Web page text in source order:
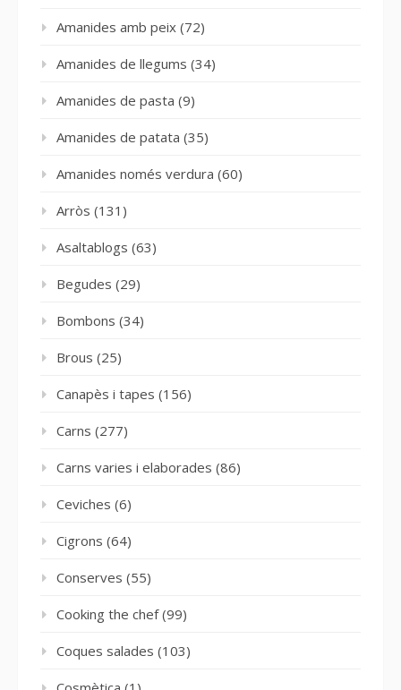
Amanides amb peix (72)
Amanides de llegums (34)
Amanides de pasta (9)
Amanides de patata (35)
Amanides només verdura (60)
Arròs (131)
Asaltablogs (63)
Begudes (29)
Bombons (34)
Brous (25)
Canapès i tapes (156)
Carns (277)
Carns varies i elaborades (86)
Ceviches (6)
Cigrons (64)
Conserves (55)
Cooking the chef(99)
Coques salades (103)